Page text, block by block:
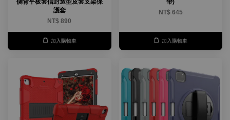
側背平板套信封造型皮套支架保
護套
NT$ 890
加入購物車
帶)
NT$ 645
加入購物車